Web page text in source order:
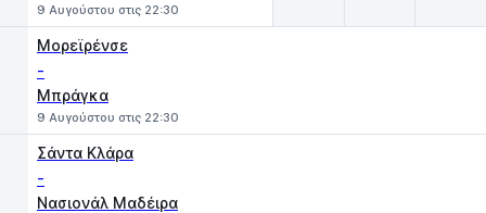
9 Αυγούστου στις 22:30
Μορεϊρένσε
-
Μπράγκα
9 Αυγούστου στις 22:30
Σάντα Κλάρα
-
Νασιονάλ Μαδέιρα